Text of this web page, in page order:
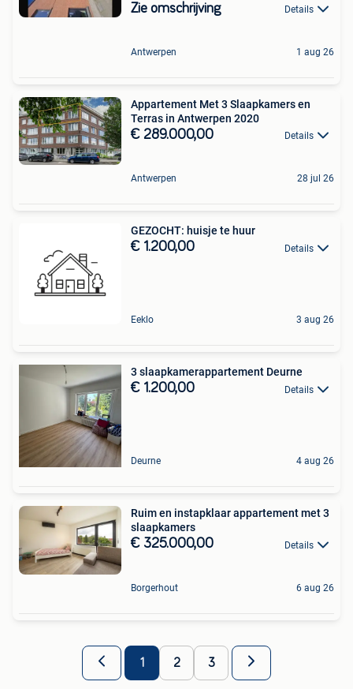
Zie omschrijving Details
Antwerpen 1 aug 26
Appartement Met 3 Slaapkamers en
Terras in Antwerpen 2020
€ 289.000,00 Details
Antwerpen 28 jul 26
GEZOCHT: huisje te huur
€ 1.200,00 Details
Eeklo 3 aug 26
3 slaapkamerappartement Deurne
€ 1.200,00 Details
Deurne 4 aug 26
Ruim en instapklaar appartement met 3
slaapkamers
€ 325.000,00 Details
Borgerhout 6 aug 26
1 2 3